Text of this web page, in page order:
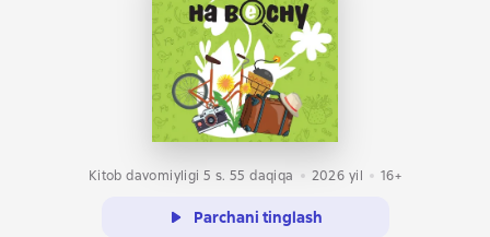
Kitob davomiyligi 5 s. 55 daqiqa 2026 yil 16+
Parchani tinglash